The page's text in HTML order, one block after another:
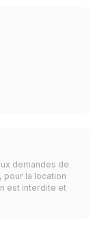
demandes de
pour la location
est interdite et